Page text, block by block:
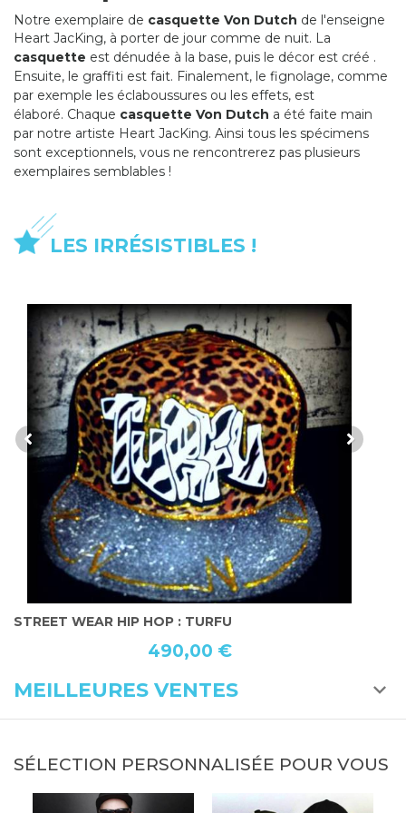
Notre exemplaire de casquette Von Dutch de l'enseigne
Heart JacKing, à porter de jour comme de nuit. La
casquette est dénudée à la base, puis le décor est créé .
Ensuite, le graffiti est fait. Finalement, le fignolage, comme
par exemple les éclaboussures ou les effets, est
élaboré. Chaque casquette Von Dutch a été faite main
par notre artiste Heart JacKing. Ainsi tous les spécimens
sont exceptionnels, vous ne rencontrerez pas plusieurs
exemplaires semblables !
LES IRRÉSISTIBLES !
STREET WEAR HIP HOP : TURFU
490,00 €
MEILLEURES VENTES
SÉLECTION PERSONNALISÉE POUR VOUS